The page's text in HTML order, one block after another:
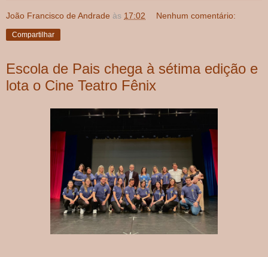
João Francisco de Andrade às 17:02 Nenhum comentário:
Compartilhar
Escola de Pais chega à sétima edição e
lota o Cine Teatro Fênix